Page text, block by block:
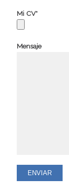
Mi CV*
Mensaje